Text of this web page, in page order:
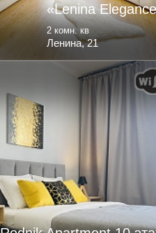
«Lenina
2 комн. кв
Ленина, 21